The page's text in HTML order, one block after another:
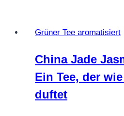
Grüner Tee aromatisiert
China Jade
Ein Tee, der
duftet